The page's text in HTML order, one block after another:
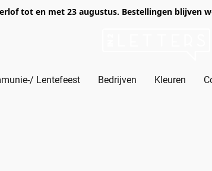
tot en met 23 augustus. Bestellingen blijven
Lentefeest Bedrijven Kleuren